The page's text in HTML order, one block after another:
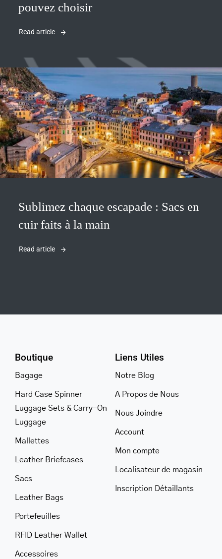
pouvez choisir
Read article
Sublimez chaque escapade : Sacs en
cuir faits à la main
Read article
Boutique
Bagage
Hard Case Spinner
Luggage Sets & Carry-On
Luggage
Mallettes
Leather Briefcases
Sacs
Leather Bags
Portefeuilles
RFID Leather Wallet
Accessoires
Liens Utiles
Notre Blog
A Propos de Nous
Nous Joindre
Account
Mon compte
Localisateur de magasin
Inscription Détaillants